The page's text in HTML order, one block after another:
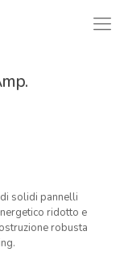
solidi pannelli
ridotto e
robusta